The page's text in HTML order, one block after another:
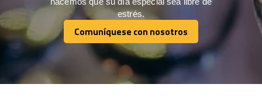
estrés.
Comuníquese con nosotros
Comuníquese con nosotros